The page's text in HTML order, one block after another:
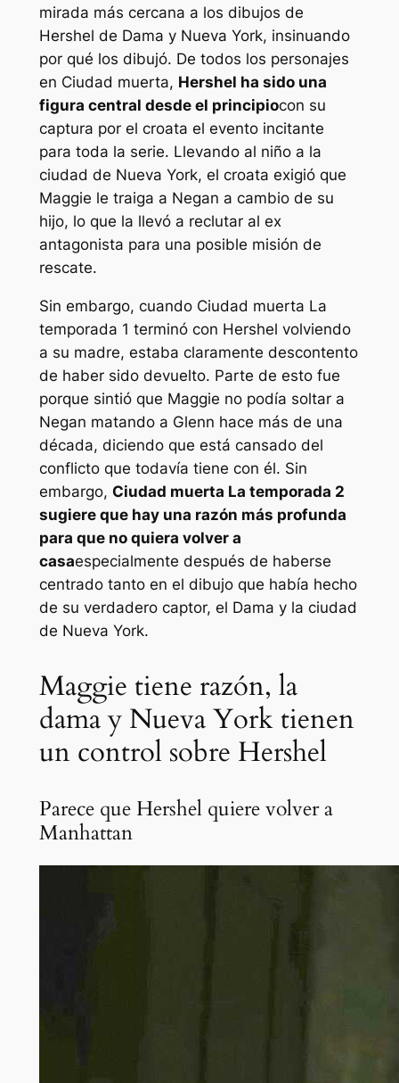
mirada más cercana a los dibujos de
Hershel de Dama y Nueva York, insinuando
por qué los dibujó. De todos los personajes
en Ciudad muerta, Hershel ha sido una
figura central desde el principiocon su
captura por el croata el evento incitante
para toda la serie. Llevando al niño a la
ciudad de Nueva York, el croata exigió que
Maggie le traiga a Negan a cambio de su
hijo, lo que la llevó a reclutar al ex
antagonista para una posible misión de
rescate.
Sin embargo, cuando Ciudad muerta La
temporada 1 terminó con Hershel volviendo
a su madre, estaba claramente descontento
de haber sido devuelto. Parte de esto fue
porque sintió que Maggie no podía soltar a
Negan matando a Glenn hace más de una
década, diciendo que está cansado del
conflicto que todavía tiene con él. Sin
embargo, Ciudad muerta La temporada 2
sugiere que hay una razón más profunda
para que no quiera volver a
casaespecialmente después de haberse
centrado tanto en el dibujo que había hecho
de su verdadero captor, el Dama y la ciudad
de Nueva York.
Maggie tiene razón, la
dama y Nueva York tienen
un control sobre Hershel
Parece que Hershel quiere volver a
Manhattan